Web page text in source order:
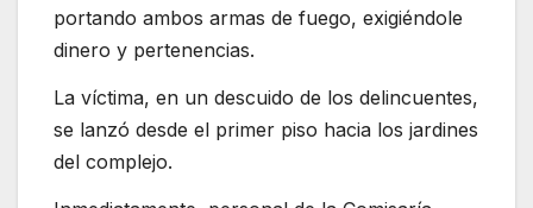
portando ambos armas de fuego, exigiéndole
dinero y pertenencias.
La víctima, en un descuido de los delincuentes,
se lanzó desde el primer piso hacia los jardines
del complejo.